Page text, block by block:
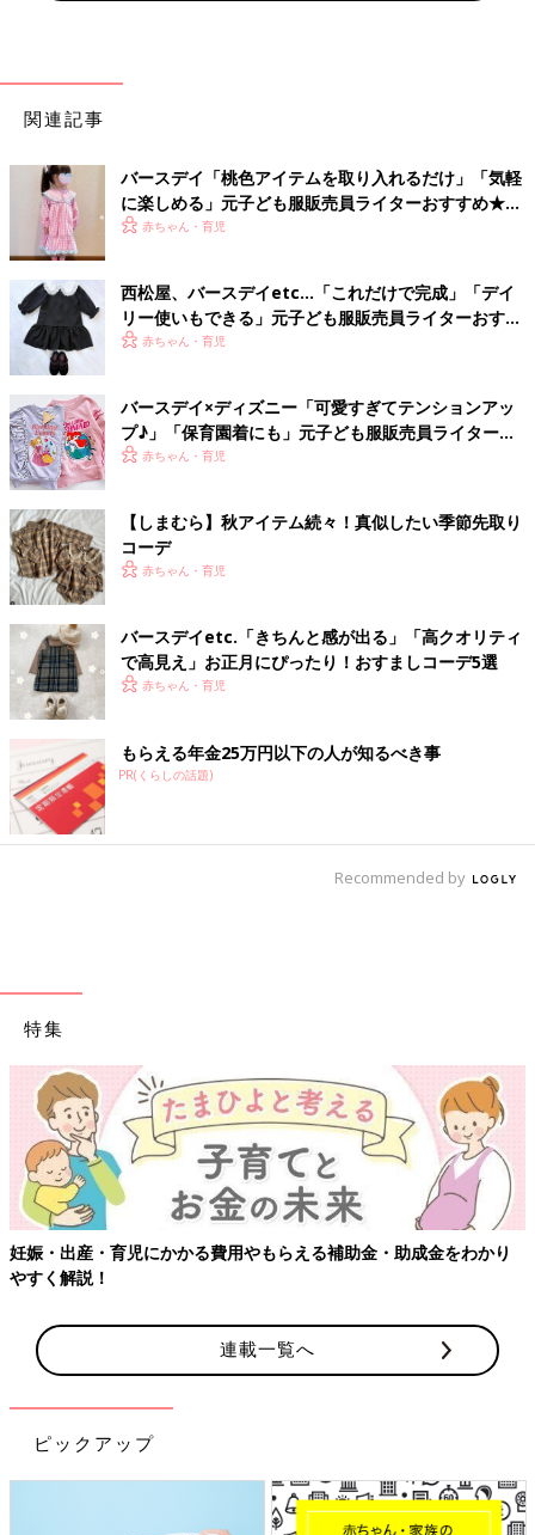
関連記事
バースデイ「桃色アイテムを取り入れるだけ」「気軽
に楽しめる」元子ども服販売員ライターおすすめ★ひ
な祭りコーデ5選
赤ちゃん・育児
西松屋、バースデイetc…「これだけで完成」「デイ
リー使いもできる」元子ども服販売員ライターおすす
め★セレモニーコーデ4選
赤ちゃん・育児
バースデイ×ディズニー「可愛すぎてテンションアッ
プ♪」「保育園着にも」元子ども服販売員ライターお
すすめ★コラボアイテム4選
赤ちゃん・育児
【しまむら】秋アイテム続々！真似したい季節先取り
コーデ
赤ちゃん・育児
バースデイetc.「きちんと感が出る」「高クオリティ
で高見え」お正月にぴったり！おすましコーデ5選
赤ちゃん・育児
もらえる年金25万円以下の人が知るべき事
PR(くらしの話題)
Recommended by
特集
妊娠・出産・育児にかかる費用やもらえる補助金・助成金をわかり
やすく解説！
連載一覧へ
ピックアップ